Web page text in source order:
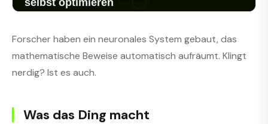
Forscher haben ein neuronales System gebaut, das
mathematische Beweise automatisch aufräumt. Klingt
nerdig? Ist es auch.
Was das Ding macht